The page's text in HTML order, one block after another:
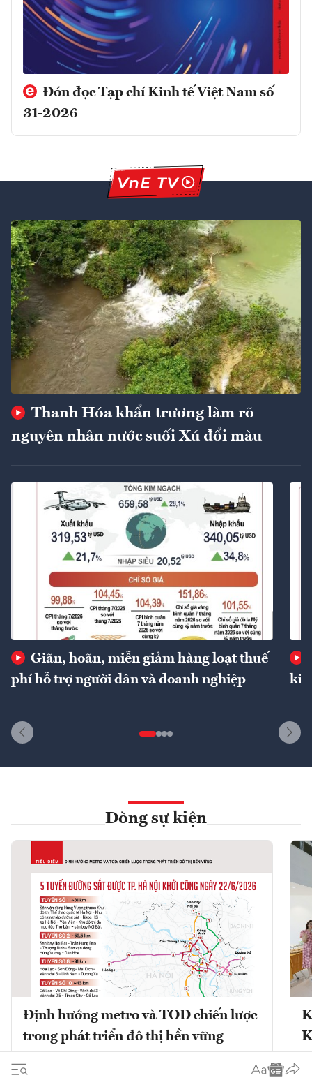
Đón đọc Tạp chí Kinh tế Việt Nam số
31-2026
Thanh Hóa khẩn trương làm rõ
nguyên nhân nước suối Xú đổi màu
Giãn, hoãn, miễn giảm hàng loạt thuế
phí hỗ trợ người dân và doanh nghiệp
Dòng sự kiện
Định hướng metro và TOD chiến lược
trong phát triển đô thị bền vững
Phát triển đô thị theo định hướng giao